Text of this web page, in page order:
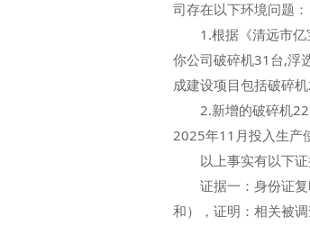
司存在以下环境问题：
1.根据《清远市亿
你公司破碎机31台,浮
成建设项目包括破碎
2.新增的破碎机22
2025年11月投入生产
以上事实有以下证
证据一：身份证复
和），证明：相关被